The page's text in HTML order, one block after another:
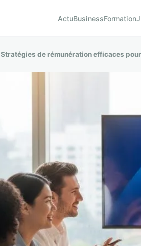
ActuBusinessFormation
Stratégies de rémunération efficaces